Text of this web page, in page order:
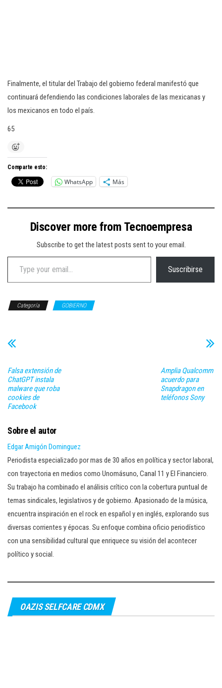
Finalmente, el titular del Trabajo del gobierno federal manifestó que
continuará defendiendo las condiciones laborales de las mexicanas y
los mexicanos en todo el país.
65
Comparte esto:
WhatsApp Más
Discover more from Tecnoempresa
Subscribe to get the latest posts sent to your email.
Type your email…
Suscribirse
Categoría GOBIERNO
Falsa extensión de
ChatGPT instala
malware que roba
cookies de
Facebook
Amplia Qualcomm
acuerdo para
Snapdragon en
teléfonos Sony
Sobre el autor
Edgar Amigón Dominguez
Periodista especializado por mas de 30 años en política y sector laboral,
con trayectoria en medios como Unomásuno, Canal 11 y El Financiero.
Su trabajo ha combinado el análisis crítico con la cobertura puntual de
temas sindicales, legislativos y de gobierno. Apasionado de la música,
encuentra inspiración en el rock en español y en inglés, explorando sus
diversas corrientes y épocas. Su enfoque combina oficio periodístico
con una sensibilidad cultural que enriquece su visión del acontecer
político y social.
OAZIS SELFCARE CDMX